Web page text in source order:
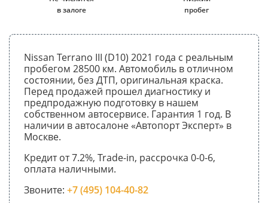
в залоге
пробег
Nissan Terrano III (D10) 2021 года с реальным
пробегом 28500 км. Автомобиль в отличном
состоянии, без ДТП, оригинальная краска.
Перед продажей прошел диагностику и
предпродажную подготовку в нашем
собственном автосервисе. Гарантия 1 год. В
наличии в автосалоне «Автопорт Эксперт» в
Москве.
Кредит от 7.2%, Trade-in, рассрочка 0-0-6,
оплата наличными.
Звоните: +7 (495) 104-40-82